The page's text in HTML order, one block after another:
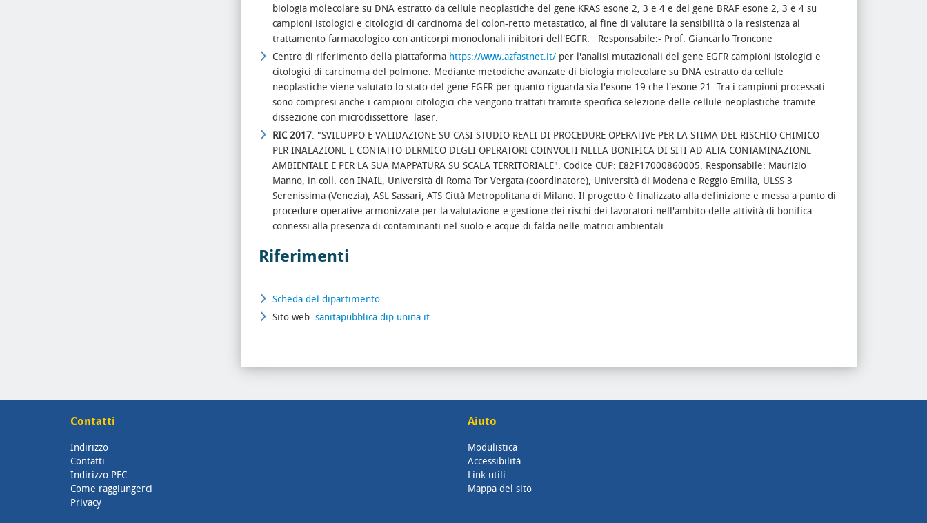
biologia molecolare su DNA estratto da cellule neoplastiche del gene KRAS esone 2, 3 e 4 e del gene BRAF esone 2, 3 e 4 su
campioni istologici e citologici di carcinoma del colon-retto metastatico, al fine di valutare la sensibilità o la resistenza al
trattamento farmacologico con anticorpi monoclonali inibitori dell'EGFR. Responsabile:- Prof. Giancarlo Troncone
Centro di riferimento della piattaforma https://www.azfastnet.it/ per l'analisi mutazionali del gene EGFR campioni istologici e
citologici di carcinoma del polmone. Mediante metodiche avanzate di biologia molecolare su DNA estratto da cellule
neoplastiche viene valutato lo stato del gene EGFR per quanto riguarda sia l'esone 19 che l'esone 21. Tra i campioni processati
sono compresi anche i campioni citologici che vengono trattati tramite specifica selezione delle cellule neoplastiche tramite
dissezione con microdissettore laser.
RIC 2017: "SVILUPPO E VALIDAZIONE SU CASI STUDIO REALI DI PROCEDURE OPERATIVE PER LA STIMA DEL RISCHIO CHIMICO
PER INALAZIONE E CONTATTO DERMICO DEGLI OPERATORI COINVOLTI NELLA BONIFICA DI SITI AD ALTA CONTAMINAZIONE
AMBIENTALE E PER LA SUA MAPPATURA SU SCALA TERRITORIALE". Codice CUP: E82F17000860005. Responsabile: Maurizio
Manno, in coll. con INAIL, Università di Roma Tor Vergata (coordinatore), Università di Modena e Reggio Emilia, ULSS 3
Serenissima (Venezia), ASL Sassari, ATS Città Metropolitana di Milano. Il progetto è finalizzato alla definizione e messa a punto di
procedure operative armonizzate per la valutazione e gestione dei rischi dei lavoratori nell'ambito delle attività di bonifica
connessi alla presenza di contaminanti nel suolo e acque di falda nelle matrici ambientali.
Riferimenti
Scheda del dipartimento
Sito web: sanitapubblica.dip.unina.it
Contatti
Indirizzo
Contatti
Indirizzo PEC
Come raggiungerci
Privacy
Aiuto
Modulistica
Accessibilità
Link utili
Mappa del sito